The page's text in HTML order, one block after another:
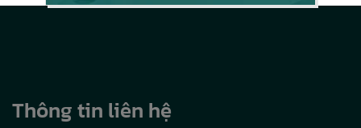
Thông tin liên hệ